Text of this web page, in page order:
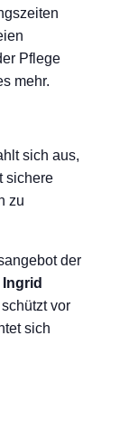
Pflege
mehr.
sich aus,
sichere
zu
der
Ingrid
vor
sich